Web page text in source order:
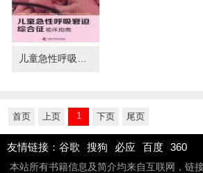
首页 上页 1 下页 尾页
友情链接： 谷歌 搜狗 必应 百度 360
本站所有书籍信息及简介均来自互联网，链